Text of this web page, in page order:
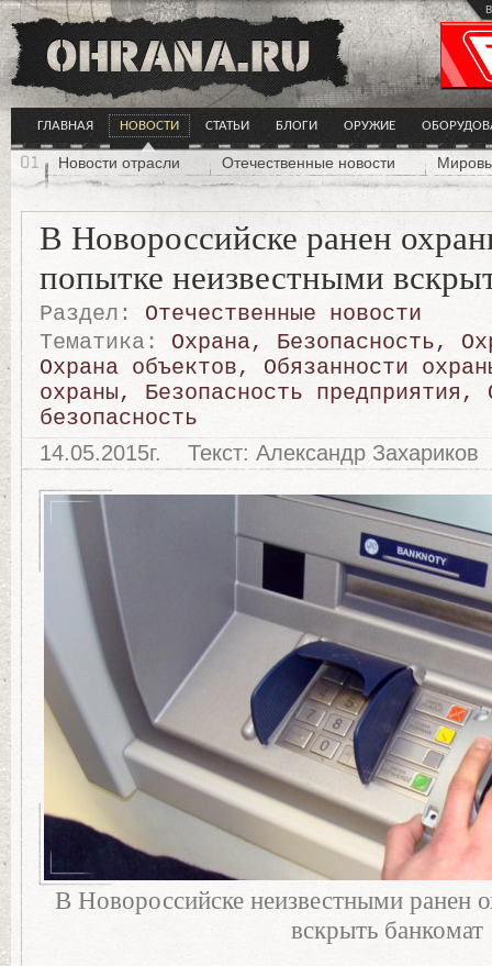
ГЛАВНАЯ НОВОСТИ СТАТЬИ БЛОГИ ОРУЖИЕ
Новости отрасли Отечественные новости
В Новороссийске ранен
попытке неизвестными
Раздел:
Отечественные новости
Тематика:
Охрана, Безопасность,
Охрана объектов, Обязанности
охраны, Безопасность предприятия ,
безопасность
14.05.2015г. Текст: Александр Захариков
В Новороссийске неизвестными ранен
вскрыть банкомат